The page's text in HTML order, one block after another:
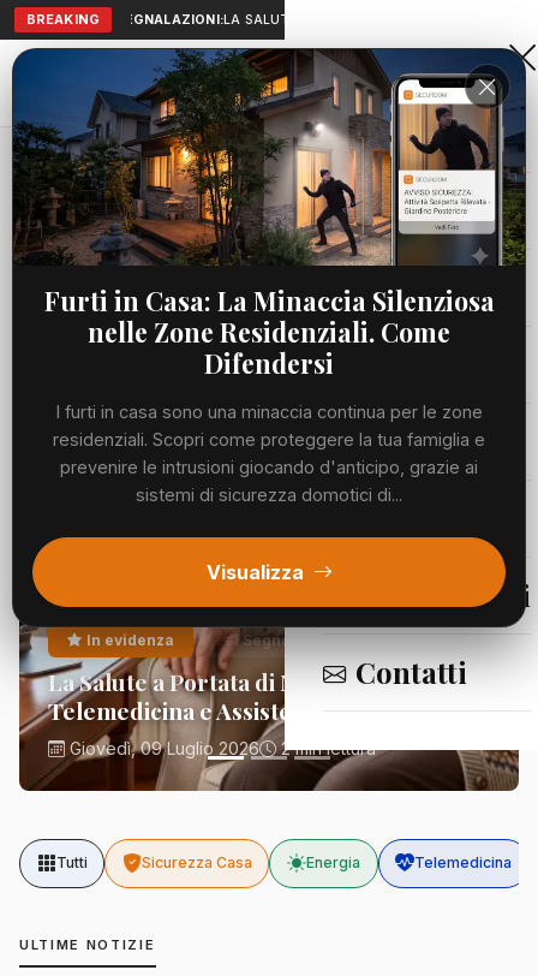
BREAKING SEGNALAZIONI:LA SALUTE A PORTATA DI MANO:
Aranova • NET
PORTALE UTILE AL TERRITORIO
Home
Cronaca
Viabilità
Meteo
Segnalazioni
Contatti
Furti in Casa: La Minaccia Silenziosa
nelle Zone Residenziali. Come
Difendersi
I furti in casa sono una minaccia continua per le zone
residenziali. Scopri come proteggere la tua famiglia e
prevenire le intrusioni giocando d'anticipo, grazie ai
sistemi di sicurezza domotici di...
Visualizza
In evidenza Segnalazioni
La Salute a Portata di Mano:
Telemedicina e Assistenza Domiciliare
Giovedì, 09 Luglio 2026 2 min lettura
Tutti Sicurezza Casa Energia Telemedicina
ULTIME NOTIZIE